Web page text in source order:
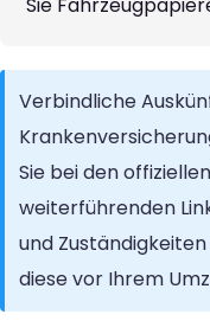
Verbindliche
Sie bei den
weiterführenden
und
diese vor Ihrem